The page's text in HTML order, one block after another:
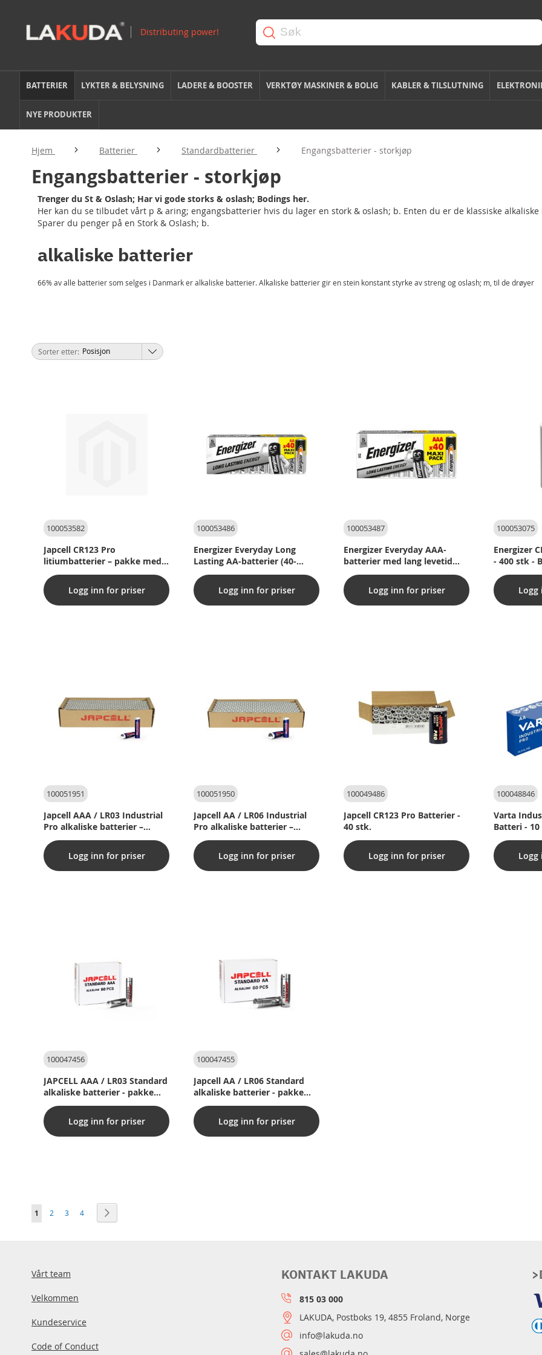
BATTERIER LYKTER & BELYSNING LADERE & BOOSTER VERKTØY MASKINER & BOLIG KABLER & TILSLUTNING
NYE PRODUKTER
Hjem Batterier Standardbatterier Engangsbatterier - storkjøp
Engangsbatterier - storkjøp
Trenger du St & Oslash; Har vi gode storks & oslash; Bodings her.
Her kan du se tilbudet vårt p & aring; engangsbatterier hvis du lager en stork & oslash; b. Enten du er de klassiske alkaliske
Sparer du penger på en Stork & Oslash; b.
alkaliske batterier
66% av alle batterier som selges i Danmark er alkaliske batterier. Alkaliske batterier gir en stein konstant styrke av streng og oslash; m, til de drøyer
Sorter etter
100053582
Japcell CR123 Pro
litiumbatterier – pakke med
400 stk.
Logg inn for priser
100053486
Energizer Everyday Long
Lasting AA-batterier (40-
pakning)
Logg inn for priser
100053487
Energizer Everyday AAA-
batterier med lang levetid
(pakke med 40 stk.)
Logg inn for priser
100053075
Energizer
- 400 stk -
100051951
Japcell AAA / LR03 Industrial
Pro alkaliske batterier –
pakke med 200 stk.
Logg inn for priser
100051950
Japcell AA / LR06 Industrial
Pro alkaliske batterier –
pakke med 200 stk.
Logg inn for priser
100049486
Japcell CR123 Pro Batterier -
40 stk.
Logg inn for priser
100048846
Varta
Batteri -
100047456
JAPCELL AAA / LR03 Standard
alkaliske batterier - pakke
med 60 stk.
Logg inn for priser
100047455
Japcell AA / LR06 Standard
alkaliske batterier - pakke
med 60 stk.
Logg inn for priser
Side
You're currently reading page
1 Side
2 Side
3 Side
4
Vårt team
Velkommen
Kundeservice
Code of Conduct
KONTAKT LAKUDA
815 03 000
LAKUDA, Postboks 19, 4855 Froland, Norge
info@lakuda.no